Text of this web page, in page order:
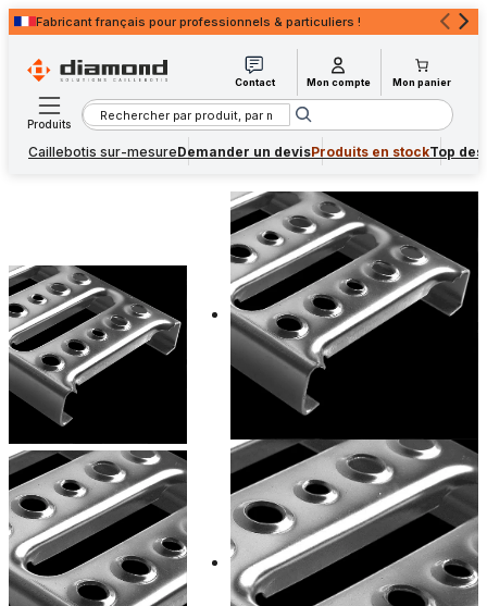
Fabricant français pour professionnels & particuliers !
pour professionnels & particuliers !
Contact Mon compte Mon panier
Produits
Rechercher
Caillebotis sur-mesureDemander un devisProduits en stockTop